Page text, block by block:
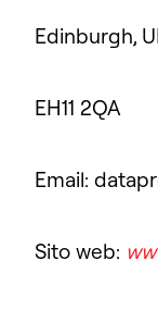
Edinburgh,
EH11 2QA
Email:
Sito web: